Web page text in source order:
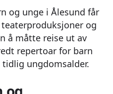
og unge i Ålesund får
og
å måtte reise ut av
repertoar for barn
ungdomsalder.